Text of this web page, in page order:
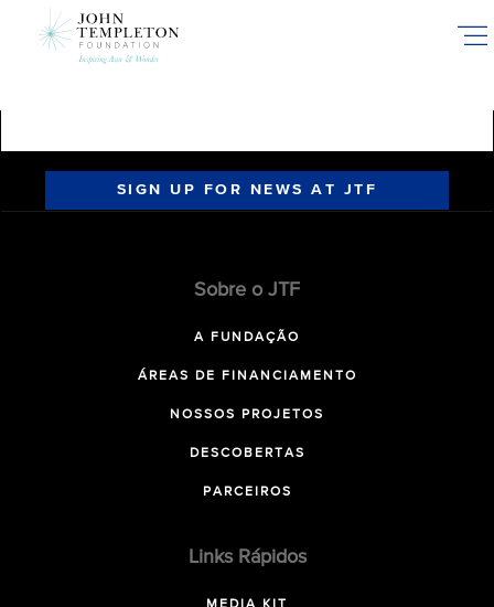
SIGN UP FOR NEWS AT JTF
Sobre o JTF
A FUNDAÇÃO
ÁREAS DE FINANCIAMENTO
NOSSOS PROJETOS
DESCOBERTAS
PARCEIROS
Links Rápidos